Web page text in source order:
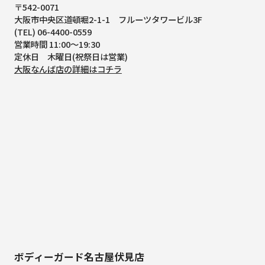
〒542-0071
大阪市中央区道頓堀2-1-1
フルーツタワービル3F
(TEL) 06-4400-0559
営業時間 11:00～19:30
定休日 木曜日(祝祭日は営業)
大阪なんば店の詳細はコチラ
ボディーガード名古屋伏見店